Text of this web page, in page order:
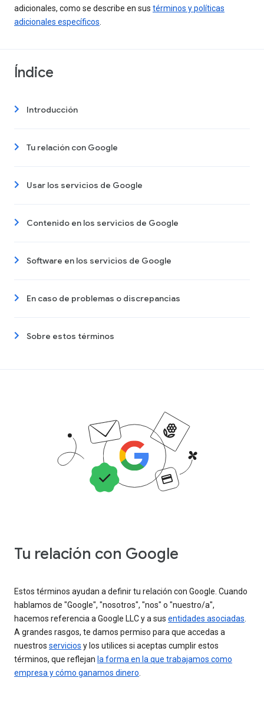
adicionales, como se describe en sus términos y políticas
adicionales específicos
Índice
Introducción
Tu relación con Google
Usar los servicios de Google
Contenido en los servicios de Google
Software en los servicios de Google
En caso de problemas o discrepancias
Sobre estos términos
Tu relación con Google
Estos términos ayudan a definir tu relación con Google. Cuando
hablamos de "Google", "nosotros", "nos" o "nuestro/a",
hacemos referencia a Google LLC y a sus entidades asociadas
A grandes rasgos, te damos permiso para que accedas a
nuestros servicios y los utilices si aceptas cumplir estos
términos, que reflejan la forma en la que trabajamos como
empresa y cómo ganamos dinero